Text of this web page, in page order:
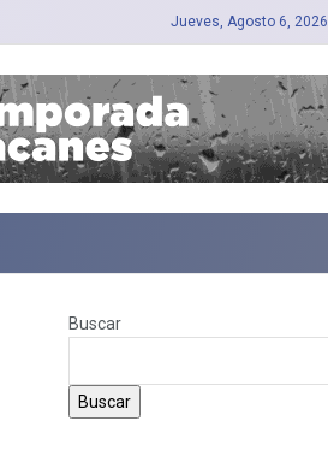
Jueves, Agosto 6, 2026
Buscar
Buscar